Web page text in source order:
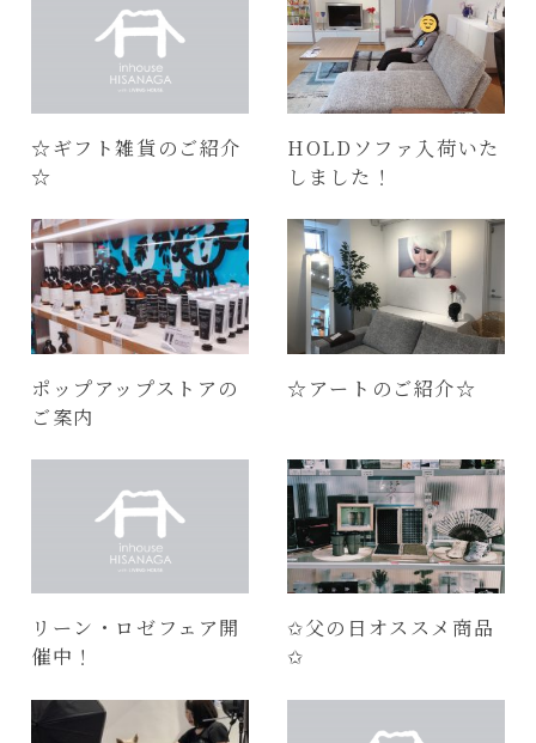
☆ギフト雑貨のご紹介
☆
HOLDソファ入荷いた
しました！
ポップアップストアの
ご案内
☆アートのご紹介☆
リーン・ロゼフェア開
催中！
✩父の日オススメ商品
✩